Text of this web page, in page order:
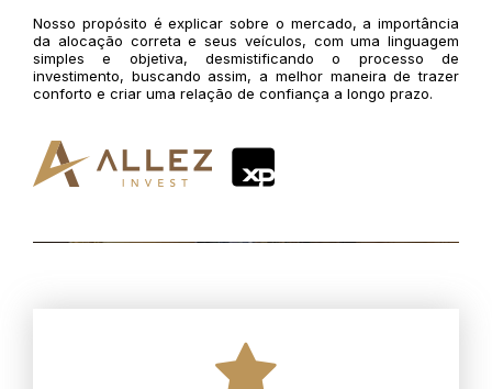
Nosso propósito é explicar sobre o mercado, a importância
da alocação correta e seus veículos, com uma linguagem
simples e objetiva, desmistificando o processo de
investimento, buscando assim, a melhor maneira de trazer
conforto e criar uma relação de confiança a longo prazo.